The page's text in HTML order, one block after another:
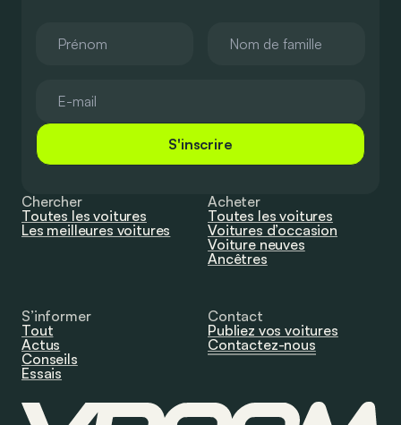
S'inscrire
Chercher
Toutes les voitures
Les meilleures voitures
Acheter
Toutes les voitures
Voitures d’occasion
Voiture neuves
Ancêtres
S’informer
Tout
Actus
Conseils
Essais
Contact
Publiez vos voitures
Contactez-nous